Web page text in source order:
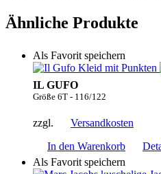
Ähnliche Produkte
Als Favorit speichern
IL GUFO
Größe 6T - 116/122
zzgl.
Versandkosten
In den Warenkorb
Als Favorit speichern